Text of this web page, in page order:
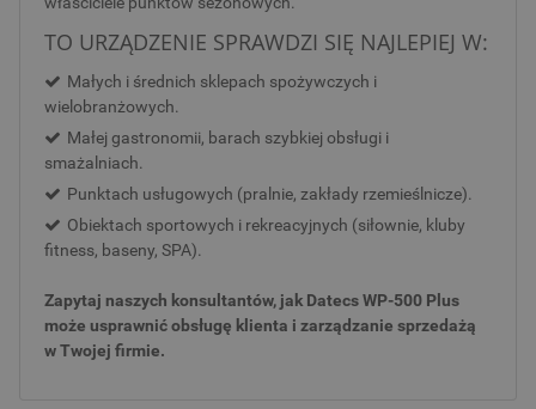
TO URZĄDZENIE SPRAWDZI SIĘ NAJLEPIEJ W:
Małych i średnich sklepach spożywczych i
wielobranżowych.
Małej gastronomii, barach szybkiej obsługi i
smażalniach.
Punktach usługowych (pralnie, zakłady rzemieślnicze).
Obiektach sportowych i rekreacyjnych (siłownie, kluby
fitness, baseny, SPA).
Zapytaj naszych konsultantów, jak Datecs WP-500 Plus
może usprawnić obsługę klienta i zarządzanie sprzedażą
w Twojej firmie.